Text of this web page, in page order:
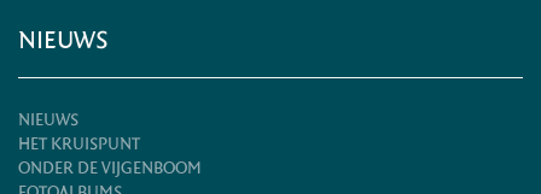
NIEUWS
NIEUWS
HET KRUISPUNT
ONDER DE VIJGENBOOM